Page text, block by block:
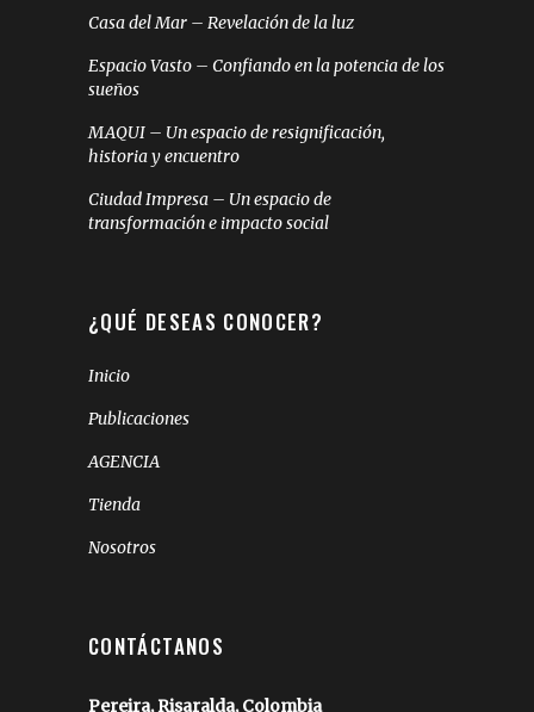
Casa del Mar – Revelación de la luz
Espacio Vasto – Confiando en la potencia de los
sueños
MAQUI – Un espacio de resignificación,
historia y encuentro
Ciudad Impresa – Un espacio de
transformación e impacto social
¿QUÉ DESEAS CONOCER?
Inicio
Publicaciones
AGENCIA
Tienda
Nosotros
CONTÁCTANOS
Pereira, Risaralda, Colombia